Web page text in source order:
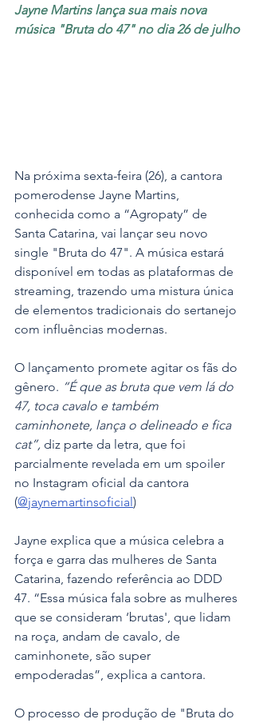
Jayne Martins lança sua mais nova
música "Bruta do 47" no dia 26 de julho
Na próxima sexta-feira (26), a cantora
pomerodense Jayne Martins,
conhecida como a “Agropaty” de
Santa Catarina, vai lançar seu novo
single "Bruta do 47". A música estará
disponível em todas as plataformas de
streaming, trazendo uma mistura única
de elementos tradicionais do sertanejo
com influências modernas.
O lançamento promete agitar os fãs do
gênero. “É que as bruta que vem lá do
47, toca cavalo e também
caminhonete, lança o delineado e fica
cat”, diz parte da letra, que foi
parcialmente revelada em um spoiler
no Instagram oficial da cantora
(@jaynemartinsoficial )
Jayne explica que a música celebra a
força e garra das mulheres de Santa
Catarina, fazendo referência ao DDD
47. “Essa música fala sobre as mulheres
que se consideram ‘brutas', que lidam
na roça, andam de cavalo, de
caminhonete, são super
empoderadas”, explica a cantora.
O processo de produção de "Bruta do